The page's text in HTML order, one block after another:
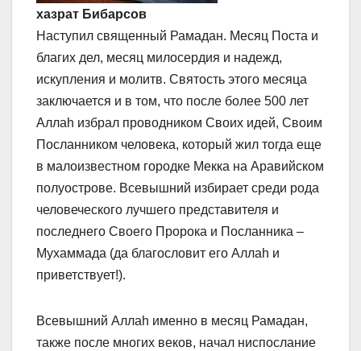
хазрат Бибарсов
Наступил священный Рамадан. Месяц Поста и
благих дел, месяц милосердия и надежд,
искупления и молитв. Святость этого месяца
заключается и в том, что после более 500 лет
Аллаh избрал проводником Своих идей, Своим
Посланником человека, который жил тогда еще
в малоизвестном городке Мекка на Аравийском
полуострове. Всевышний избирает среди рода
человеческого лучшего представителя и
последнего Своего Пророка и Посланника –
Мухаммада (да благословит его Аллаh и
приветствует!).
Всевышний Аллаh именно в месяц Рамадан,
также после многих веков, начал ниспослание